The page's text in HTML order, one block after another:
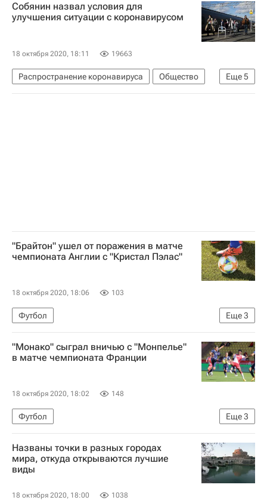
Собянин назвал условия для
улучшения ситуации с коронавирусом
18 октября 2020, 18:11 19663
Еще5
Распространение коронавируса
Общество
Москва
Сергей Собянин
"Брайтон" ушел от поражения в матче
чемпионата Англии с "Кристал Пэлас"
18 октября 2020, 18:06 103
Еще3
Футбол
АПЛ 2026-2027 (Чемпионат Англии по футболу)
Брайтон энд Хоув Альбион
Кристал Пэлас
"Монако" сыграл вничью с "Монпелье"
в матче чемпионата Франции
18 октября 2020, 18:02 148
Еще3
Футбол
Чемпионат Франции по футболу (Лига 1)
Монако
Монпелье
Названы точки в разных городах
мира, откуда открываются лучшие
виды
18 октября 2020, 18:00 1038